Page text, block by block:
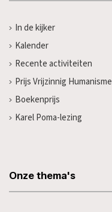
In de kijker
Kalender
Recente activiteiten
Prijs Vrijzinnig Humanisme
Boekenprijs
Karel Poma-lezing
Onze thema's